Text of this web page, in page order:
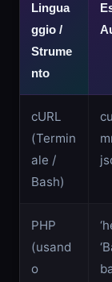
Lingua
ggio /
Strume
nto
cURL
(Termin
ale /
Bash)
PHP
(usand
o